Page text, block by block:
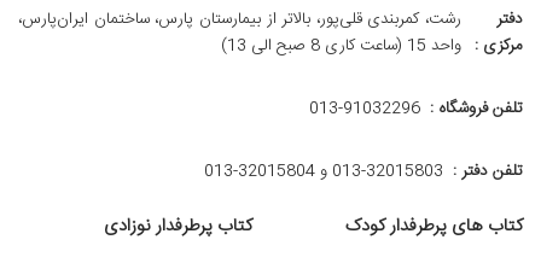
دفتر
مرکزی :
رشت، کمربندی قلی‌پور، بالاتر از بیمارستان پارس، ساختمان ایران‌پارس،
واحد 15 (ساعت کاری 8 صبح الی 13)
تلفن فروشگاه : 013-91032296
تلفن دفتر : 013-32015803 و 32015804-013
کتاب های پرطرفدار کودک کتاب پرطرفدار نوزادی